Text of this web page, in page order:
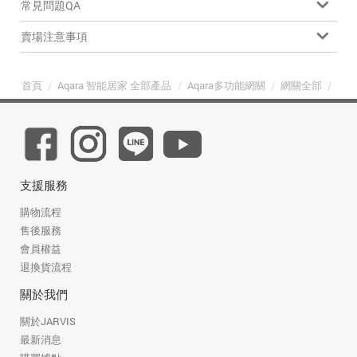
常見問題QA
賣場注意事項
首頁 / Aqara 智能居家 全部產品 / Aqara多功能網關 / 網關全部 /
支援服務
購物流程
售後服務
會員權益
退換貨流程
關於我們
關於JARVIS
最新消息